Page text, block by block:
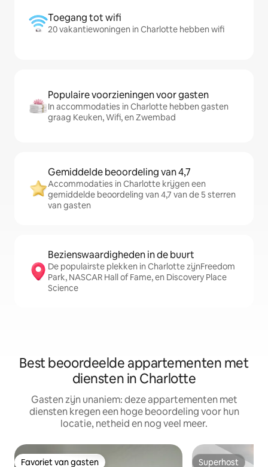
Toegang tot wifi
20 vakantiewoningen in Charlotte hebben wifi
Populaire voorzieningen voor gasten
In accommodaties in Charlotte hebben gasten
graag Keuken, Wifi, en Zwembad
Gemiddelde beoordeling van 4,7
Accommodaties in Charlotte krijgen een
gemiddelde beoordeling van 4,7 van de 5 sterren
van gasten
Bezienswaardigheden in de buurt
De populairste plekken in Charlotte zijnFreedom
Park, NASCAR Hall of Fame, en Discovery Place
Science
Best beoordeelde appartementen met
diensten in Charlotte
Gasten zijn unaniem: deze appartementen met
diensten kregen een hoge beoordeling voor hun
locatie, netheid en nog veel meer.
Favoriet van gasten Superhost